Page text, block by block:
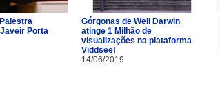
Porta
Górgonas de Well Darwin
atinge 1 Milhão de
visualizações na plataforma
Viddsee!
14/06/2019